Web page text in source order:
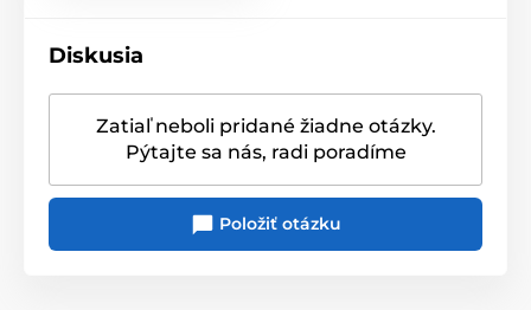
Diskusia
Zatiaľ neboli pridané žiadne otázky.
Pýtajte sa nás, radi poradíme
Položiť otázku